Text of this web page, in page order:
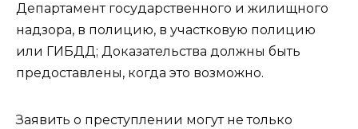
Департамент государственного и жилищного
надзора, в полицию, в участковую полицию
или ГИБДД; Доказательства должны быть
предоставлены, когда это возможно.
Заявить о преступлении могут не только